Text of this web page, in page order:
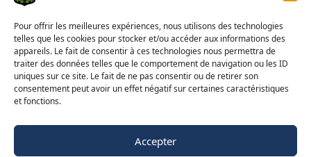
Pour offrir les meilleures expériences, nous utilisons des technologies
telles que les cookies pour stocker et/ou accéder aux informations des
appareils. Le fait de consentir à ces technologies nous permettra de
traiter des données telles que le comportement de navigation ou les ID
uniques sur ce site. Le fait de ne pas consentir ou de retirer son
consentement peut avoir un effet négatif sur certaines caractéristiques
et fonctions.
Accepter
Réserver un green fee
Apprendre le golf
Calendrier du Club
Ouverture du terrain
FR NL EN